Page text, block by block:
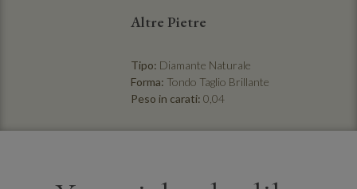
Altre Pietre
Tipo: Diamante Naturale
Forma: Tondo Taglio Brillante
Peso in carati: 0,04